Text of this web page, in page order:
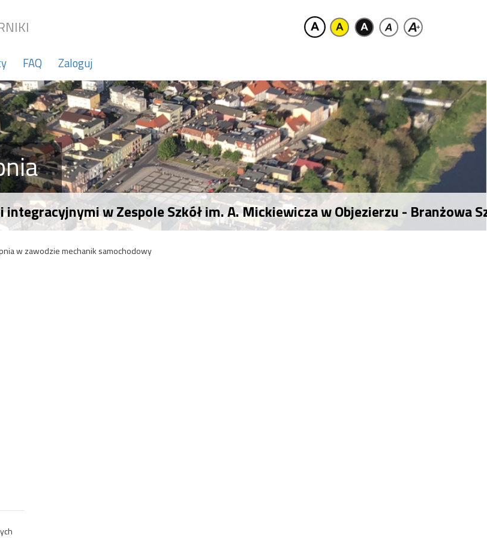
FAQ Zaloguj
integracyjnymi w Zespole Szkół im. A. Mickiewicza w Objezierzu - Branżowa
w zawodzie mechanik samochodowy